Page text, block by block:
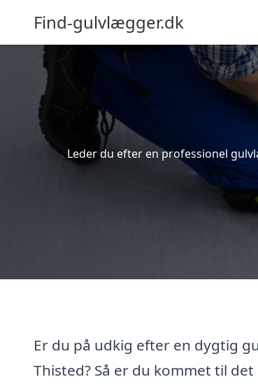
Find-gulvlægger.dk
Leder du efter en professionel
Er du på udkig efter en dygtig
Thisted? Så er du kommet til